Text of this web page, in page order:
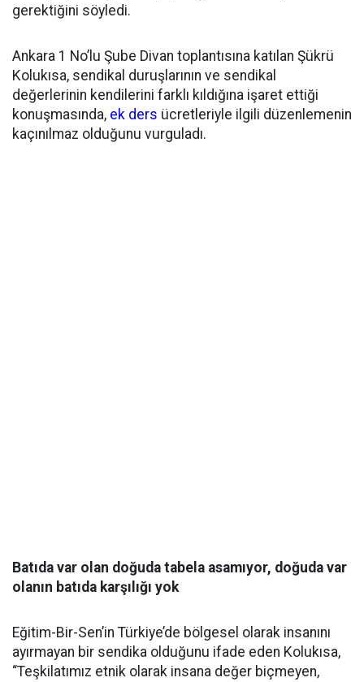
gerektiğini söyledi.
Ankara 1 No’lu Şube Divan toplantısına katılan Şükrü
Kolukısa, sendikal duruşlarının ve sendikal
değerlerinin kendilerini farklı kıldığına işaret ettiği
konuşmasında, ek ders ücretleriyle ilgili düzenlemenin
kaçınılmaz olduğunu vurguladı.
Batıda var olan doğuda tabela asamıyor, doğuda var
olanın batıda karşılığı yok
Eğitim-Bir-Sen’in Türkiye’de bölgesel olarak insanını
ayırmayan bir sendika olduğunu ifade eden Kolukısa,
“Teşkilatımız etnik olarak insana değer biçmeyen,